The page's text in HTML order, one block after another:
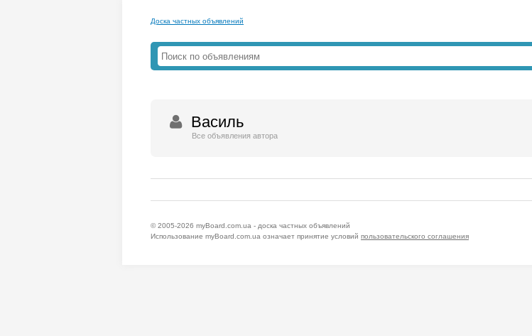
Доска частных объявлений
Василь
Все объявления автора
© 2005-2026 myBoard.com.ua - доска частных объявлений
Использование myBoard.com.ua означает принятие условий пользовательского соглашения